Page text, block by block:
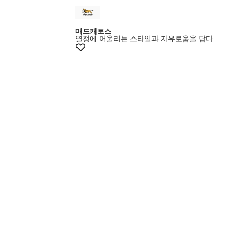
매드캐토스
열정에 어울리는 스타일과 자유로움을 담다.